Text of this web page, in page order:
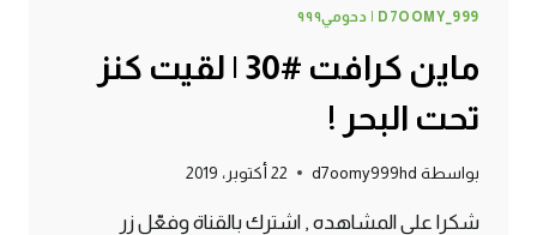
D7OOMY_999 | دحومي٩٩٩
ماين كرافت #30 | لقيت كنز
تحت البحر !
بواسطة d7oomy999hd 22 أكتوبر، 2019
شكرا على المشاهده , اشترك بالقناة وفعّل زر